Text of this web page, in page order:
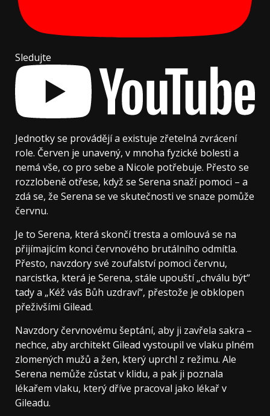
Sledujte
Jednotky se provádějí a existuje zřetelná zvrácení
role. Červen je unavený, v mnoha fyzické bolesti a
nemá vše, co pro sebe a Nicole potřebuje. Přesto se
rozzlobeně otřese, když se Serena snaží pomoci – a
zdá se, že Serena se ve skutečnosti ve snaze pomůže
červnu.
Je to Serena, která skončí tresta a omlouvá se na
přijímajícím konci červnového brutálního odmítla.
Přesto, navzdory své zoufalství pomoci červnu,
narcistka, která je Serena, stále upouští „chválu být“
tady a „Kéž vás Bůh uzdraví“, přestože je obklopen
přeživšími Gilead.
Navzdory červnovému šeptání, aby ji zavřela sakra –
nechce, aby architekt Gilead vystoupil ve vlaku plném
zlomených mužů a žen, který uprchl z režimu. Ale
Serena nemůže zůstat v klidu, a pak ji poznala
lékařem vlaku, který dříve pracoval jako lékař v
Gileadu.